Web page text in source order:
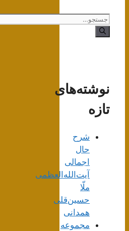
جستجوی
نوشته‌های
تازه
شرح
حال
اجمالی
آیت‌الله‌العظمی
ملّا
حسین‌قلی
همدانی
مجموعه